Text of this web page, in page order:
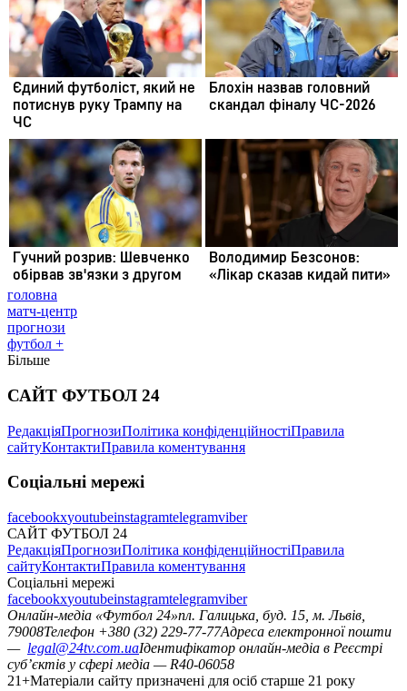
головна
матч-центр
прогнози
футбол +
Більше
САЙТ ФУТБОЛ 24
РедакціяПрогнозиПолітика конфіденційностіПравила
сайтуКонтактиПравила коментування
Соціальні мережі
facebookxyoutubeinstagramtelegramviber
САЙТ ФУТБОЛ 24
РедакціяПрогнозиПолітика конфіденційностіПравила
сайтуКонтактиПравила коментування
Соціальні мережі
facebookxyoutubeinstagramtelegramviber
Онлайн-медіа «Футбол 24»пл. Галицька, буд. 15, м. Львів,
79008Телефон +380 (32) 229-77-77Адреса електронної пошти
— legal@24tv.com.uaІдентифікатор онлайн-медіа в Реєстрі
суб’єктів у сфері медіа — R40-06058
21+Матеріали сайту призначені для осіб старше 21 року